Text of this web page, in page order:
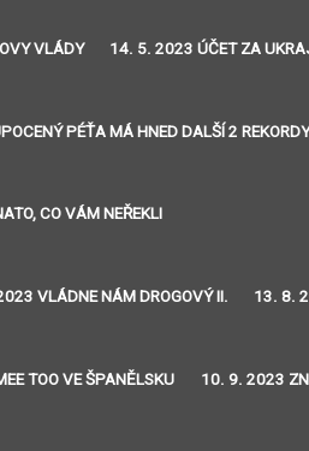
VLÁDY 14. 5. 2023 ÚČET ZA
PÉŤA MÁ HNED DALŠÍ 2
CO VÁM NEŘEKLI
VLÁDNE NÁM DROGOVÝ II. 13. 8.
TOO VE ŠPANĚLSKU 10. 9. 2023